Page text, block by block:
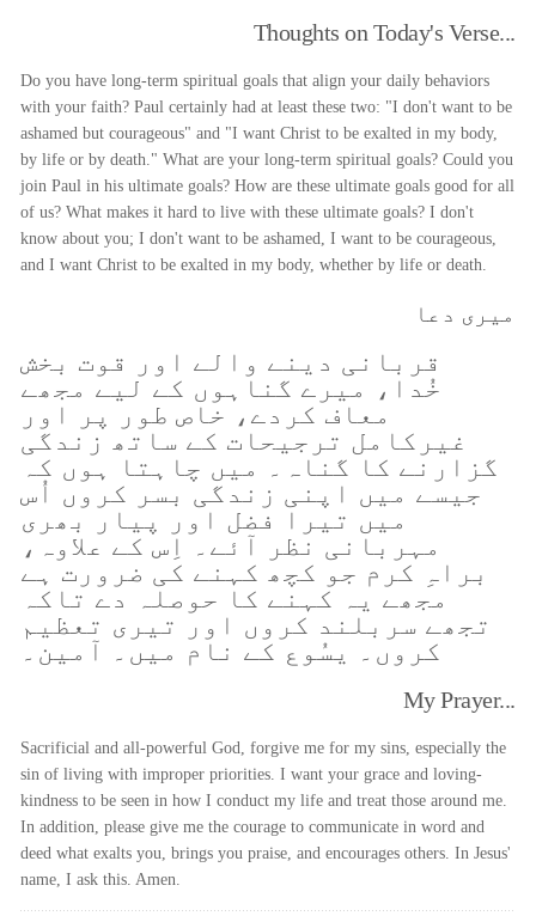
Thoughts on Today's Verse...
Do you have long-term spiritual goals that align your daily behaviors
with your faith? Paul certainly had at least these two: "I don't want to be
ashamed but courageous" and "I want Christ to be exalted in my body,
by life or by death." What are your long-term spiritual goals? Could you
join Paul in his ultimate goals? How are these ultimate goals good for all
of us? What makes it hard to live with these ultimate goals? I don't
know about you; I don't want to be ashamed, I want to be courageous,
and I want Christ to be exalted in my body, whether by life or death.
میری دعا
قربانی دینے والے اور قوت بخش
خُدا، میرے گناہوں کے لیے مجھے
معاف کردے، خاص طور پر اور
غیرکامل ترجیحات کے ساتھ زندگی
گزارنے کا گناہ۔ میں چاہتا ہوں کہ
جیسے میں اپنی زندگی بسر کروں اُس
میں تیرا فضل اور پیار بھری
مہربانی نظر آئے۔ اِس کے علاوہ،
براہِ کرم جو کچھ کہنے کی ضرورت ہے
مجھے یہ کہنے کا حوصلہ دے تاکہ
تجھے سربلند کروں اور تیری تعظیم
کروں۔ یسُوع کے نام میں۔ آمین۔
My Prayer...
Sacrificial and all-powerful God, forgive me for my sins, especially the
sin of living with improper priorities. I want your grace and loving-
kindness to be seen in how I conduct my life and treat those around me.
In addition, please give me the courage to communicate in word and
deed what exalts you, brings you praise, and encourages others. In Jesus'
name, I ask this. Amen.